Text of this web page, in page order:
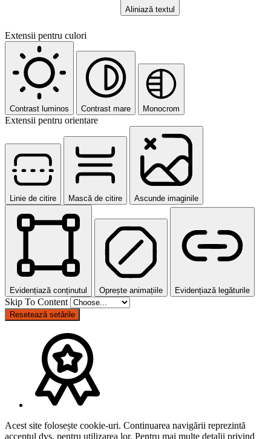
Aliniază textul
Extensii pentru culori
Contrast luminos Contrast mare Monocrom
Extensii pentru orientare
Linie de citire Mască de citire Ascunde imaginile
Evidențiază conținutul Oprește animațiile Evidențiază legăturile
Skip To Content
Resetează setările
Acest site folosește cookie-uri. Continuarea navigării reprezintă
acceptul dvs. pentru utilizarea lor. Pentru mai multe detalii privind